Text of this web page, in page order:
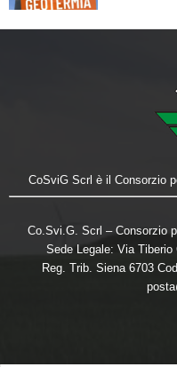
CoSviG Scrl è il Consorzio
Co.Svi.G. Scrl – Consorzio
Sede Legale: Via
Reg. Trib. Siena 6703